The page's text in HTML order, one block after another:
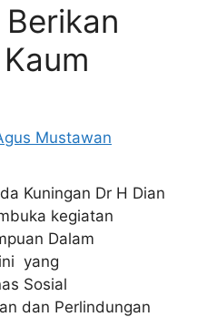
Mustawan
Kuningan Dr H Dian
kegiatan
Dalam
yang
Sosial
dan Perlindungan